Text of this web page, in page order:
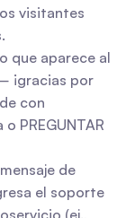
visitantes
que aparece al
¡gracias por
con
PREGUNTAR
de
el soporte
(ej.,